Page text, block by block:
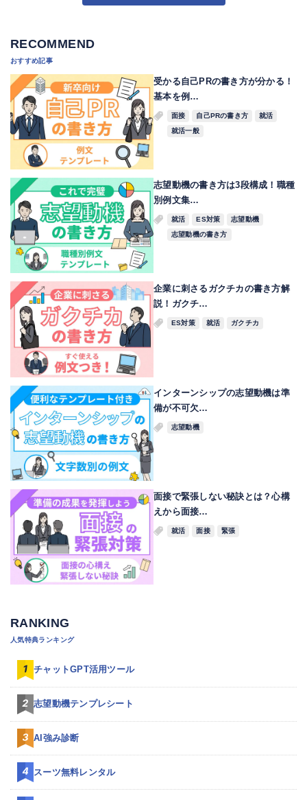
RECOMMEND
おすすめ記事
受かる自己PRの書き方が分かる！
基本を例…
面接 自己PRの書き方
就活
就活一般
志望動機の書き方は3段構成！職種
別例文集…
就活 ES対策
志望動機
志望動機の書き方
企業に刺さるガクチカの書き方解
説！ガクチ…
ES対策 就活 ガクチカ
インターンシップの志望動機は準
備が不可欠…
志望動機
面接で緊張しない秘訣とは？心構
えから面接…
就活 面接 緊張
RANKING
人気特典ランキング
チャットGPT活用ツール
志望動機テンプレシート
AI強み診断
スーツ無料レンタル